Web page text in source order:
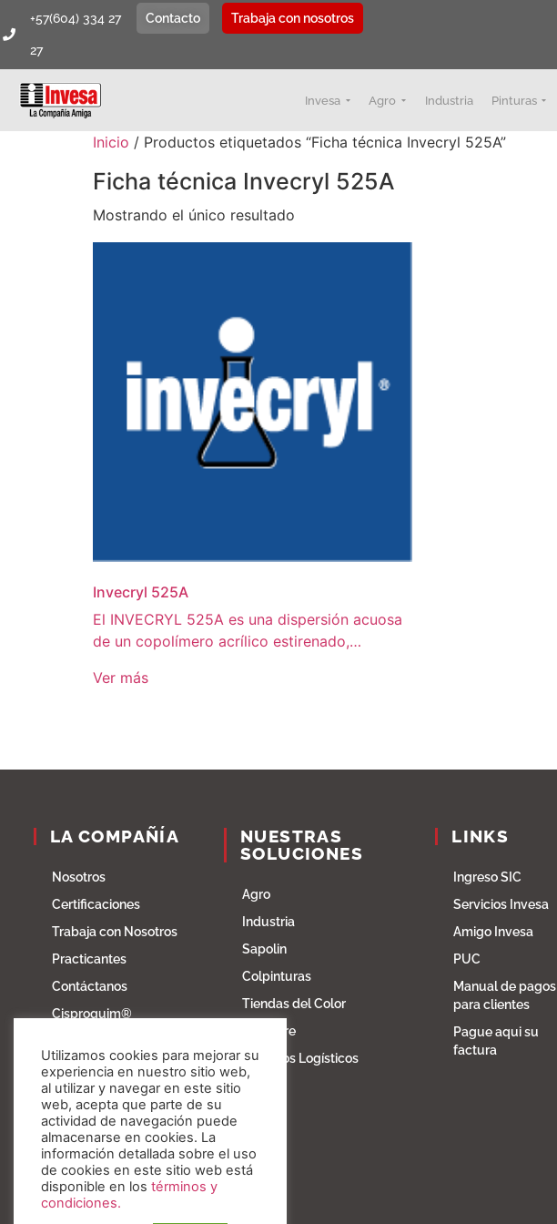
+57(604) 334 27
27
Contacto Trabaja con nosotros
Invesa Agro Industria Pinturas
Inicio / Productos etiquetados “Ficha técnica Invecryl 525A”
Ficha técnica Invecryl 525A
Mostrando el único resultado
Invecryl 525A
El INVECRYL 525A es una dispersión acuosa
de un copolímero acrílico estirenado,…
Ver más
LA COMPAÑÍA
Nosotros
Certificaciones
Trabaja con Nosotros
Practicantes
Contáctanos
Cisproquim®
Blog
Fundación Invesa
Nuestros valores
NUESTRAS
SOLUCIONES
Agro
Industria
Sapolin
Colpinturas
Tiendas del Color
Fibratore
Servicios Logísticos
LINKS
Ingreso SIC
Servicios Invesa
Amigo Invesa
PUC
Manual de pagos
para clientes
Pague aqui su
factura
Utilizamos cookies para mejorar su
experiencia en nuestro sitio web,
al utilizar y navegar en este sitio
web, acepta que parte de su
actividad de navegación puede
almacenarse en cookies. La
información detallada sobre el uso
de cookies en este sitio web está
disponible en los términos y
condiciones.